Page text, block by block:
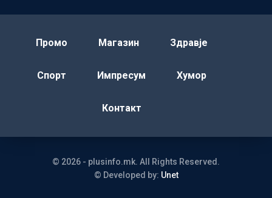
Промо Магазин Здравје
Спорт Импресум Хумор
Контакт
© 2026 - plusinfo.mk. All Rights Reserved.
© Developed by: Unet